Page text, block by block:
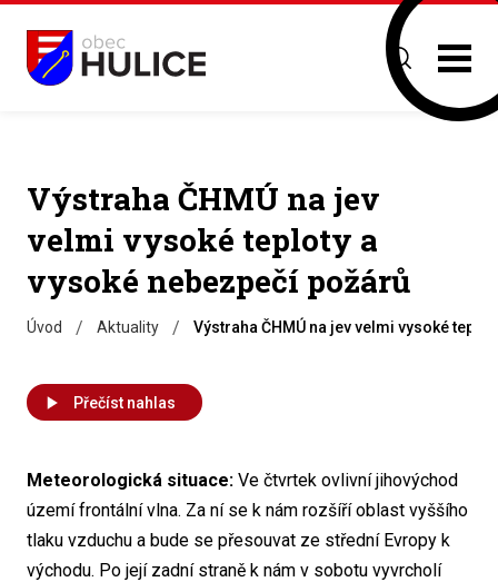
Výstraha ČHMÚ na jev
velmi vysoké teploty a
vysoké nebezpečí požárů
Úvod / Aktuality / Výstraha ČHMÚ na jev velmi vysoké
Přečíst nahlas
Meteorologická situace: Ve čtvrtek ovlivní jihovýchod
území frontální vlna. Za ní se k nám rozšíří oblast vyššího
tlaku vzduchu a bude se přesouvat ze střední Evropy k
východu. Po její zadní straně k nám v sobotu vyvrcholí